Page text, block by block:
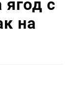
с
на